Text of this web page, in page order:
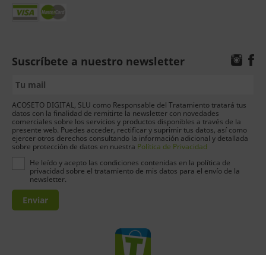
Suscríbete a nuestro newsletter
ACOSETO DIGITAL, SLU como Responsable del Tratamiento tratará tus
datos con la finalidad de remitirte la newsletter con novedades
comerciales sobre los servicios y productos disponibles a través de la
presente web. Puedes acceder, rectificar y suprimir tus datos, así como
ejercer otros derechos consultando la información adicional y detallada
sobre protección de datos en nuestra Política de Privacidad
He leído y acepto las condiciones contenidas en la política de
privacidad sobre el tratamiento de mis datos para el envío de la
newsletter.
Enviar